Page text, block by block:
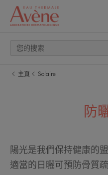
主頁 Solaire
防
陽光是我們保持健康的盟
適當的日曬可預防骨質